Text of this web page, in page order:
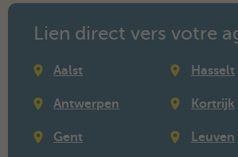
Lien direct vers votre
Aalst
Antwerpen
Gent
Hasselt
Kortrijk
Leuven